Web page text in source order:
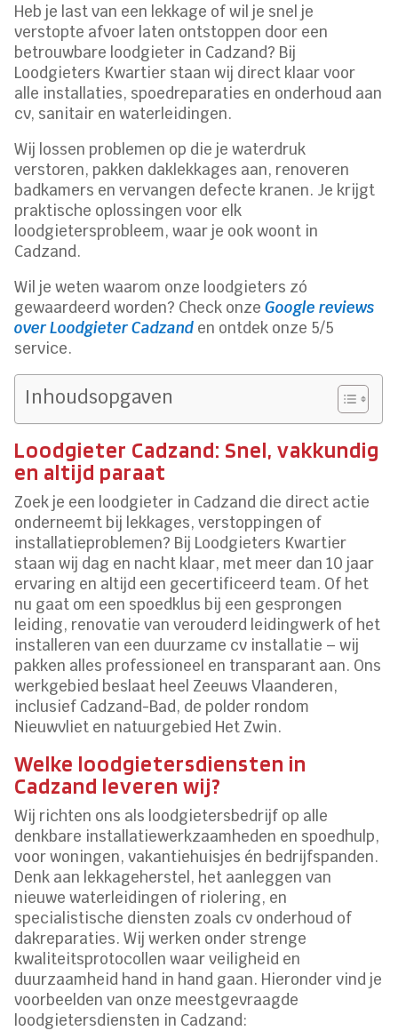
Heb je last van een lekkage of wil je snel je
verstopte afvoer laten ontstoppen door een
betrouwbare loodgieter in Cadzand? Bij
Loodgieters Kwartier staan wij direct klaar voor
alle installaties, spoedreparaties en onderhoud aan
cv, sanitair en waterleidingen.
Wij lossen problemen op die je waterdruk
verstoren, pakken daklekkages aan, renoveren
badkamers en vervangen defecte kranen. Je krijgt
praktische oplossingen voor elk
loodgietersprobleem, waar je ook woont in
Cadzand.
Wil je weten waarom onze loodgieters zó
gewaardeerd worden? Check onzeGoogle reviews
over Loodgieter Cadzand en ontdek onze 5/5
service.
Inhoudsopgaven
Loodgieter Cadzand: Snel, vakkundig
en altijd paraat
Zoek je een loodgieter in Cadzand die direct actie
onderneemt bij lekkages, verstoppingen of
installatieproblemen? Bij Loodgieters Kwartier
staan wij dag en nacht klaar, met meer dan 10 jaar
ervaring en altijd een gecertificeerd team. Of het
nu gaat om een spoedklus bij een gesprongen
leiding, renovatie van verouderd leidingwerk of het
installeren van een duurzame cv installatie – wij
pakken alles professioneel en transparant aan. Ons
werkgebied beslaat heel Zeeuws Vlaanderen,
inclusief Cadzand-Bad, de polder rondom
Nieuwvliet en natuurgebied Het Zwin.
Welke loodgietersdiensten in
Cadzand leveren wij?
Wij richten ons als loodgietersbedrijf op alle
denkbare installatiewerkzaamheden en spoedhulp,
voor woningen, vakantiehuisjes én bedrijfspanden.
Denk aan lekkageherstel, het aanleggen van
nieuwe waterleidingen of riolering, en
specialistische diensten zoals cv onderhoud of
dakreparaties. Wij werken onder strenge
kwaliteitsprotocollen waar veiligheid en
duurzaamheid hand in hand gaan. Hieronder vind je
voorbeelden van onze meestgevraagde
loodgietersdiensten in Cadzand: